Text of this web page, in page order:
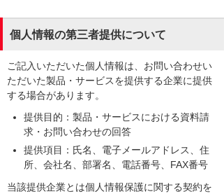
個人情報の第三者提供について
ご記入いただいた個人情報は、お問い合わせい
ただいた製品・サービスを提供する企業に提供
する場合があります。
提供目的：製品・サービスにおける資料請
求・お問い合わせの回答
提供項目：氏名、電子メールアドレス、住
所、会社名、部署名、電話番号、FAX番号
当該提供企業とは個人情報保護に関する契約を